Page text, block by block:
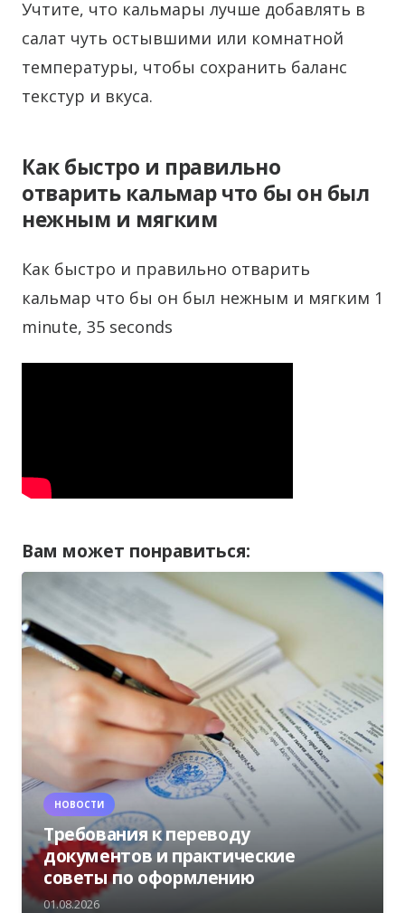
Учтите, что кальмары лучше добавлять в
салат чуть остывшими или комнатной
температуры, чтобы сохранить баланс
текстур и вкуса.
Как быстро и правильно
отварить кальмар что бы он был
нежным и мягким
Как быстро и правильно отварить
кальмар что бы он был нежным и мягким 1
minute, 35 seconds
Вам может понравиться:
НОВОСТИ
Требования к переводу
документов и практические
советы по оформлению
01.08.2026